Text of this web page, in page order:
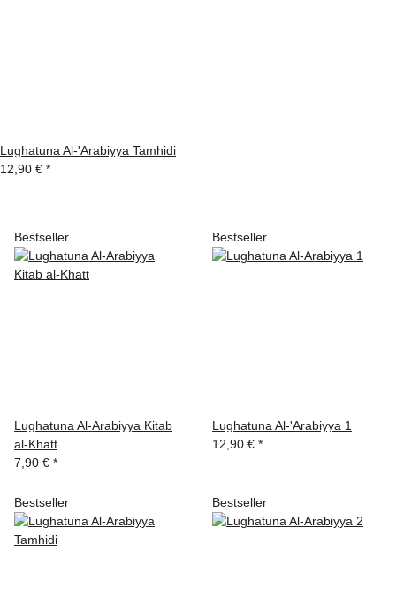
Lughatuna Al-'Arabiyya Tamhidi
12,90 € *
Bestseller
Lughatuna Al-Arabiyya Kitab
al-Khatt
7,90 € *
Bestseller
Lughatuna Al-'Arabiyya 1
12,90 € *
Bestseller Bestseller